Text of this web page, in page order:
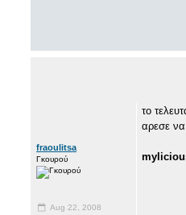
fraoulitsa
Γκουρού
Aug 22, 2008
το
αρεσε να